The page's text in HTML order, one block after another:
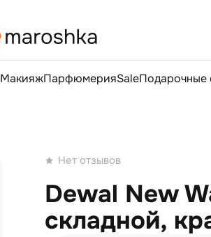
МакияжПарфюмерияSaleПодарочные
Нет отзывов
Dewal New
складной,